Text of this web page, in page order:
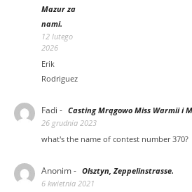
Mazur za
nami.
12 lutego
2026
Erik
Rodriguez
Fadi - Casting Mrągowo Miss Warmii i
26 grudnia 2023
what's the name of contest number 370?
Anonim- Olsztyn, Zeppelinstrasse.
6 kwietnia 2021